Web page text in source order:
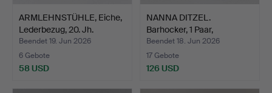
ARMLEHNSTÜHLE, Eiche,
Lederbezug, 20. Jh.
Beendet 19. Jun 2026
6 Gebote
58 USD
NANNA DITZEL.
Barhocker, 1 Paar,
lackierte…
Beendet 18. Jun 2026
17 Gebote
126 USD